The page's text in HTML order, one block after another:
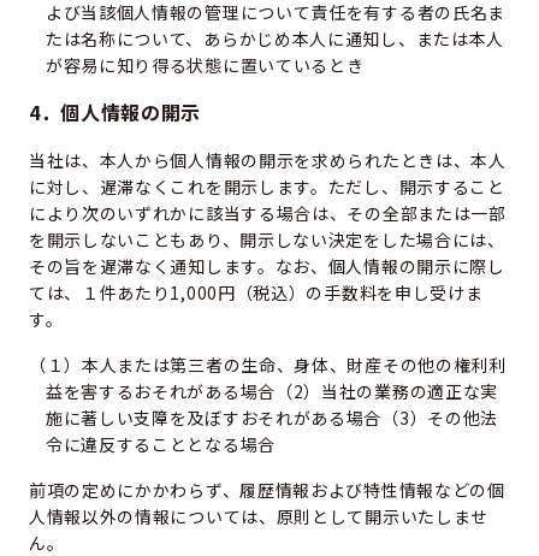
よび当該個人情報の管理について責任を有する者の氏名ま
たは名称について、あらかじめ本人に通知し、または本人
が容易に知り得る状態に置いているとき
4．個人情報の開示
当社は、本人から個人情報の開示を求められたときは、本人
に対し、遅滞なくこれを開示します。ただし、開示すること
により次のいずれかに該当する場合は、その全部または一部
を開示しないこともあり、開示しない決定をした場合には、
その旨を遅滞なく通知します。なお、個人情報の開示に際し
ては、１件あたり1,000円（税込）の手数料を申し受けま
す。
（１）本人または第三者の生命、身体、財産その他の権利利
益を害するおそれがある場合（2）当社の業務の適正な実
施に著しい支障を及ぼすおそれがある場合（3）その他法
令に違反することとなる場合
前項の定めにかかわらず、履歴情報および特性情報などの個
人情報以外の情報については、原則として開示いたしませ
ん。